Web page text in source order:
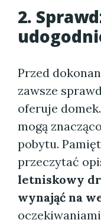
2.
Przed
zawsze
oferuje
mogą
pobytu.
przeczytać
letniskowy
wynająć na